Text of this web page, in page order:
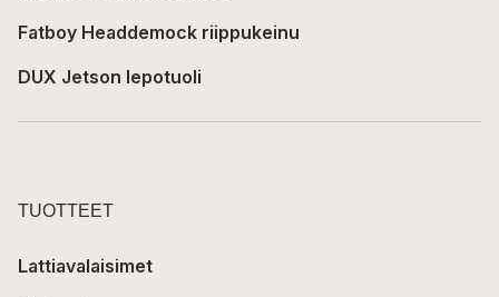
Fatboy Headdemock riippukeinu
DUX Jetson lepotuoli
TUOTTEET
Lattiavalaisimet